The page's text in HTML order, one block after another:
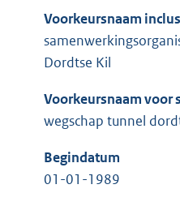
Voorkeursnaam
Dordtse Kil
Voorkeursnaam voor
wegschap tunnel
Begindatum
01-01-1989